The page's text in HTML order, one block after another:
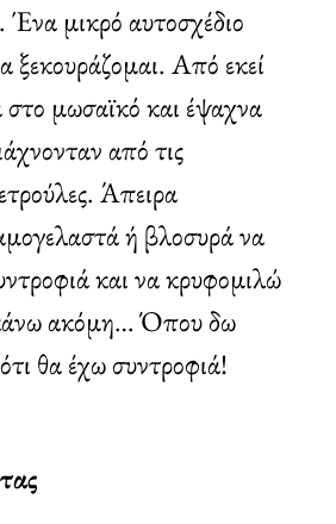
μικρό αυτοσχέδιο
ξεκουράζομαι. Από εκεί
μωσαϊκό και έψαχνα
από τις
Άπειρα
ή βλοσυρά να
και να κρυφομιλώ
ακόμη… Όπου δω
θα έχω συντροφιά!